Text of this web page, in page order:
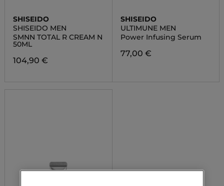
SHISEIDO
SHISEIDO MEN
SMNN TOTAL R CREAM N
50ML
104,90 €
SHISEIDO
ULTIMUNE MEN
Power Infusing Serum
77,00 €